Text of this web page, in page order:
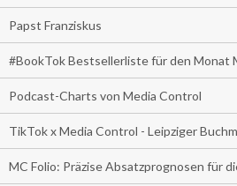
Papst Franziskus
#BookTok Bestsellerliste für den Monat
Podcast-Charts von Media Control
TikTok x Media Control - Leipziger
MC Folio: Präzise Absatzprognosen für